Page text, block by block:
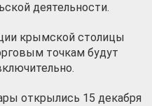
деятельности.
крымской столицы
точкам будут
открылись 15 декабря